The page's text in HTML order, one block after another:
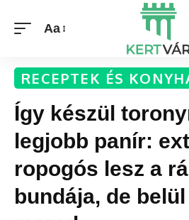
Aa
RECEPTEK ÉS
Így készül
legjobb panír:
ropogós lesz a
bundája, de